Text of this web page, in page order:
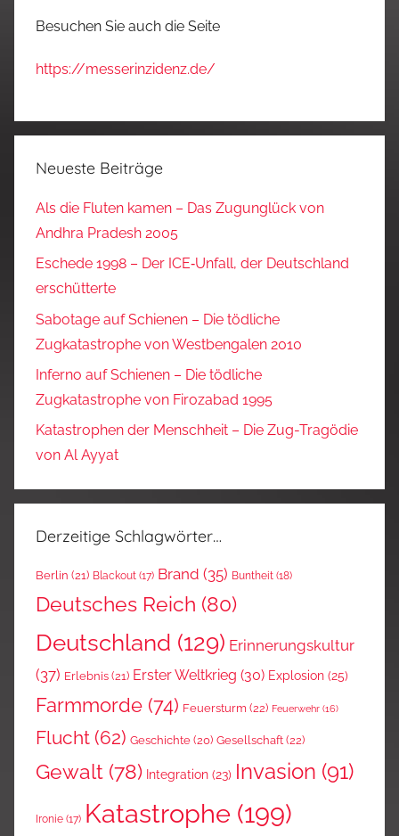
Besuchen Sie auch die Seite
https://messerinzidenz.de/
Neueste Beiträge
Als die Fluten kamen – Das Zugunglück von
Andhra Pradesh 2005
Eschede 1998 – Der ICE‑Unfall, der Deutschland
erschütterte
Sabotage auf Schienen – Die tödliche
Zugkatastrophe von Westbengalen 2010
Inferno auf Schienen – Die tödliche
Zugkatastrophe von Firozabad 1995
Katastrophen der Menschheit – Die Zug-Tragödie
von Al Ayyat
Derzeitige Schlagwörter…
Berlin (21) Blackout (17) Brand (35) Buntheit (18)
Deutsches Reich (80)
Deutschland (129) Erinnerungskultur
(37) Erlebnis (21) Erster Weltkrieg (30) Explosion (25)
Farmmorde (74) Feuersturm (22) Feuerwehr (16)
Flucht (62) Geschichte (20) Gesellschaft(22)
Gewalt (78) Integration (23) Invasion (91)
Ironie (17) Katastrophe (199)